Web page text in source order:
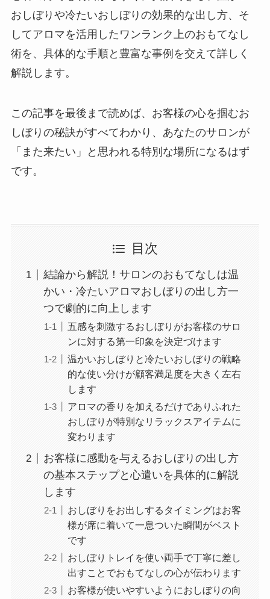
おしぼりや冷たいおしぼりの効果的な出し方、そ
してアロマを活用したワンランク上のおもてなし
術を、具体的な手順と豊富な事例を交えて詳しく
解説します。
この記事を最後まで読めば、お客様の心を掴むお
しぼりの秘訣がすべてわかり、あなたのサロンが
「また来たい」と思われる特別な場所になるはず
です。
目次
結論から解説！サロンのおもてなしは温
かい・冷たいアロマおしぼりの出し方一
つで劇的に向上します
五感を刺激するおしぼりがお客様のサロ
ンに対する第一印象を決定づけます
温かいおしぼりと冷たいおしぼりの戦略
的な使い分けが顧客満足度を大きく左右
します
アロマの香りを加えるだけでありふれた
おしぼりが特別なリラックスアイテムに
変わります
お客様に感動を与えるおしぼりの出し方
の基本ステップと心遣いを具体的に解説
します
おしぼりをお出しするタイミングはお客
様が席に着いて一息ついた瞬間がベスト
です
おしぼりトレイを使い両手で丁寧に差し
出すことでおもてなしの心が伝わります
お客様が使いやすいようにおしぼりの向